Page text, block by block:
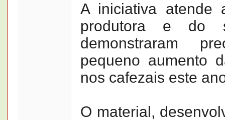
A iniciativa atende
produtora e do
demonstraram
pequeno aumento
nos cafezais este
O material,